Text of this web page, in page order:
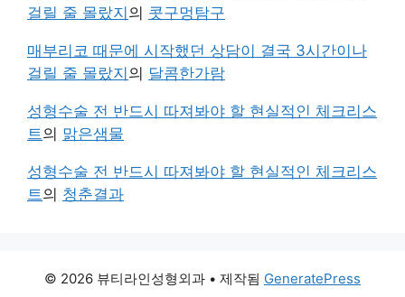
걸릴 줄 몰랐지 의 콧구멍탐구
매부리코 때문에 시작했던 상담이 결국 3시간이나
걸릴 줄 몰랐지 의 달콤한가람
성형수술 전 반드시 따져봐야 할 현실적인 체크리스
트의 맑은샘물
성형수술 전 반드시 따져봐야 할 현실적인 체크리스
트의 청춘결과
© 2026 뷰티라인성형외과 • 제작됨 GeneratePress